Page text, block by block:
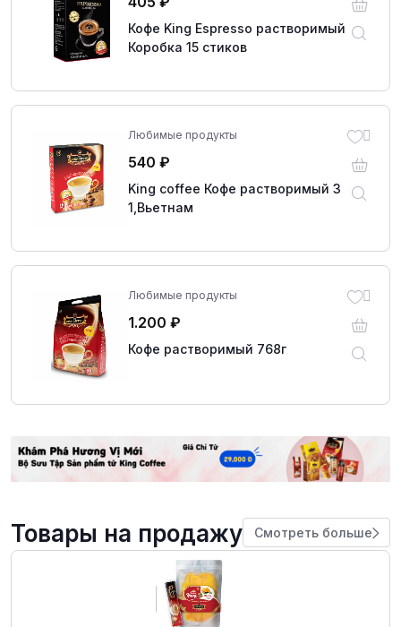
Кофе King Espresso растворимый -
Коробка 15 стиков
Любимые продукты
540 ₽
King coffee Кофе растворимый 3 в
1,Вьетнам
Любимые продукты
1.200 ₽
Кофе растворимый 768г
Товары на продажу Смотреть больше